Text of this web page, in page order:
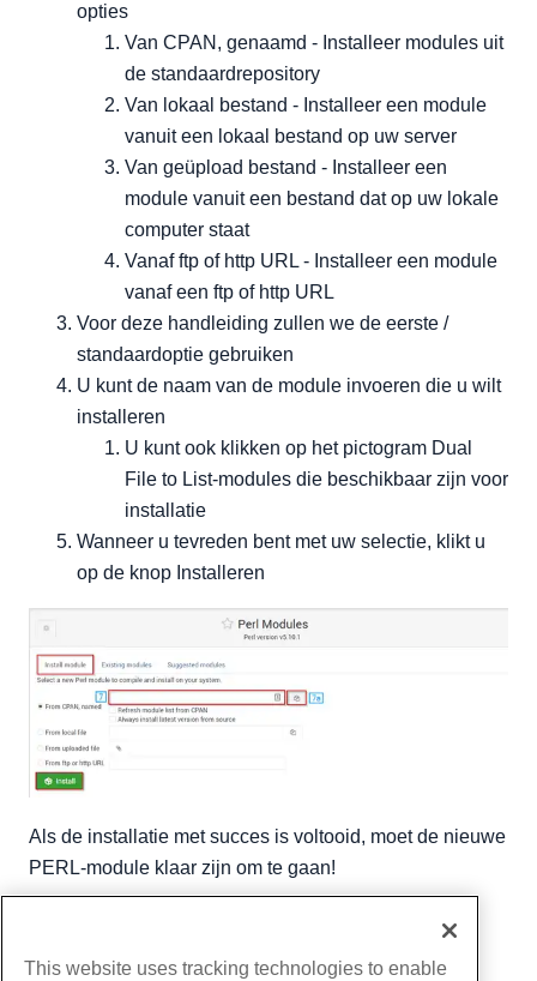
opties
Van CPAN, genaamd - Installeer modules uit
de standaardrepository
Van lokaal bestand - Installeer een module
vanuit een lokaal bestand op uw server
Van geüpload bestand - Installeer een
module vanuit een bestand dat op uw lokale
computer staat
Vanaf ftp of http URL - Installeer een module
vanaf een ftp of http URL
Voor deze handleiding zullen we de eerste /
standaardoptie gebruiken
U kunt de naam van de module invoeren die u wilt
installeren
U kunt ook klikken op het pictogram Dual
File to List-modules die beschikbaar zijn voor
installatie
Wanneer u tevreden bent met uw selectie, klikt u
op de knop Installeren
Als de installatie met succes is voltooid, moet de nieuwe
PERL-module klaar zijn om te gaan!
Kopiëren URL
This website uses tracking technologies to enable